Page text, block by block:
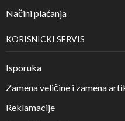
Načini plaćanja
KORISNICKI SERVIS
Isporuka
Zamena veličine i zamena
Reklamacije